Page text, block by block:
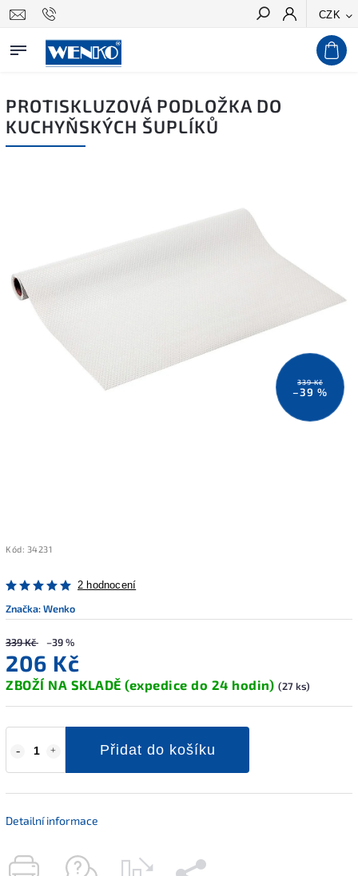
CZK
Hledat
PROTISKLUZOVÁ PODLOŽKA DO
KUCHYŇSKÝCH ŠUPLÍKŮ
339 Kč
–39 %
Kód: 34231
2 hodnocení
Značka:Wenko
339 Kč –39 %
206 Kč
ZBOŽÍ NA SKLADĚ (expedice do 24 hodin) (27 ks)
Přidat do košíku
Detailní informace